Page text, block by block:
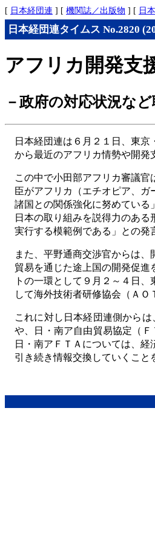
[ 日本経団連 ] [ 機関誌／出版物 ] [ 日
日本経団連タイムス No.2820
アフリカ開発支
－政府の対応状況など
日本経団連は６月２１日、東
から最近のアフリカ情勢や開発
この中で小田部アフリカ審議
臣がアフリカ（エチオピア、
諸国との関係強化に努めている
日本の取り組みを説得力のあ
実行する模範例である」との発
また、平野通商交渉官からは
貿易を通じた途上国の開発促
トの一環として９月２～４日
して海外技術者研修協会（Ａ
これに対し日本経団連側から
や、日・南ア自由貿易協定（
日・南アＦＴＡについては、
引き続き情報交換していくこと